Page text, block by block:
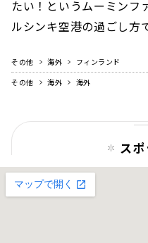
たい！というムーミンフ
ルシンキ空港の過ごし方
その他 海外
フィンランド
その他
海外 海外
ス